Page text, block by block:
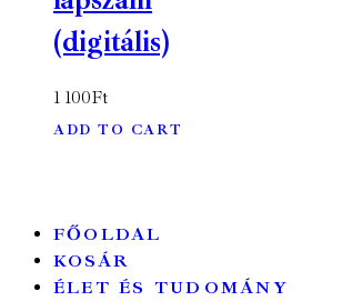
(digitális)
1 100Ft
ADD TO CART
FŐOLDAL
KOSÁR
ÉLET ÉS TUDOMÁNY